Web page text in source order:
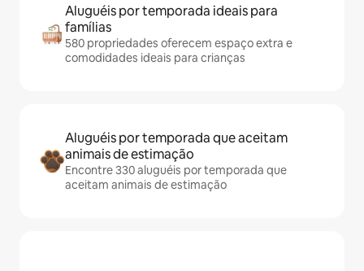
Aluguéis por temporada ideais para
famílias
580 propriedades oferecem espaço extra e
comodidades ideais para crianças
Aluguéis por temporada que aceitam
animais de estimação
Encontre 330 aluguéis por temporada que
aceitam animais de estimação